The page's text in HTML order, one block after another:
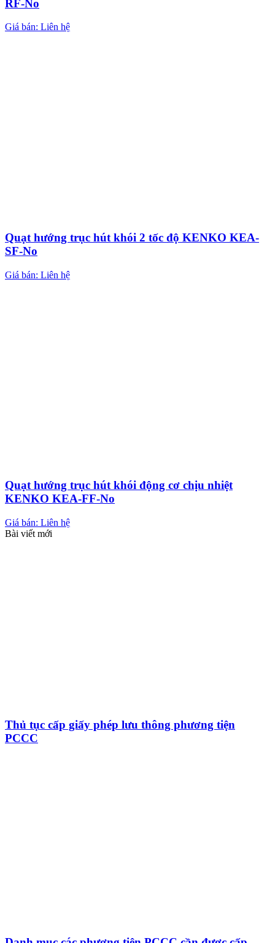
RF-No
Giá bán: Liên hệ
Quạt hướng trục hút khói 2 tốc độ KENKO KEA-
SF-No
Giá bán: Liên hệ
Quạt hướng trục hút khói động cơ chịu nhiệt
KENKO KEA-FF-No
Giá bán: Liên hệ
Bài viết mới
Thủ tục cấp giấy phép lưu thông phương tiện
PCCC